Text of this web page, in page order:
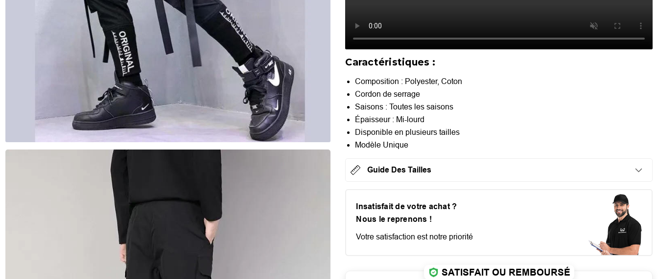
Caractéristiques :
Composition : Polyester, Coton
Cordon de serrage
Saisons : Toutes les saisons
Épaisseur : Mi-lourd
Disponible en plusieurs tailles
Modèle Unique
Guide Des Tailles
Insatisfait de votre achat ?
Nous le reprenons !
Votre satisfaction est notre priorité
SATISFAIT OU REMBOURSÉ